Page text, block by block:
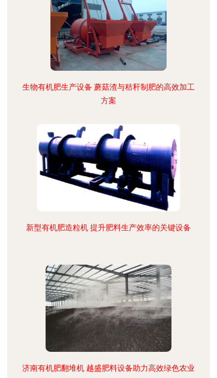
生物有机肥生产设备 蘑菇渣与秸秆制肥的高效加工
方案
新型有机肥造粒机 提升肥料生产效率的关键设备
济南有机肥翻堆机 越盛肥料设备助力高效绿色农业